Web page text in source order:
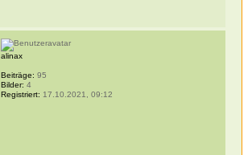
alinax
Beiträge: 95
Bilder: 4
Registriert: 17.10.2021, 09:12